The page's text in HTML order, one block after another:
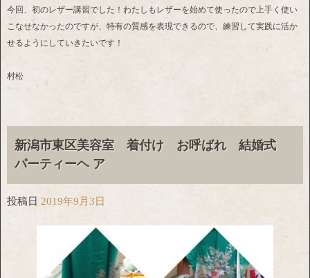
今回、初のレザー講習でした！わたしもレザーを始めて使ったので上手く使い
こなせなかったのですが、特有の質感を表現できるので、練習して実践に活か
せるようにしていきたいです！
村松
新潟市東区美容室 着付け お呼ばれ 結婚式
パーティーヘ ア
投稿日 2019年9月3日